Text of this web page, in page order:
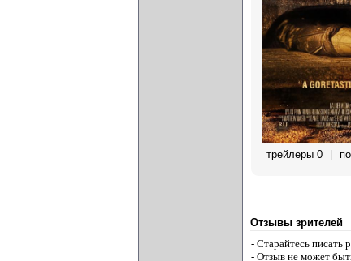
трейлеры 0
Отзывы зрителей
- Старайтесь писать
- Отзыв не может